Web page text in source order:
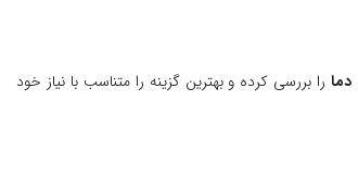
را بررسی کرده و بهترین گزینه را متناسب با نیاز خود